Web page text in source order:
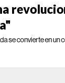
se convierte en un